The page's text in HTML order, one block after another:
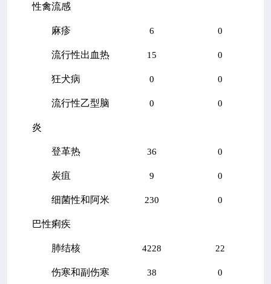
性禽流感
麻疹 6 0
流行性出血热 15 0
狂犬病 0 0
流行性乙型脑
炎
0 0
登革热 36 0
炭疽 9 0
细菌性和阿米
巴性痢疾
230 0
肺结核 4228 22
伤寒和副伤寒 38 0